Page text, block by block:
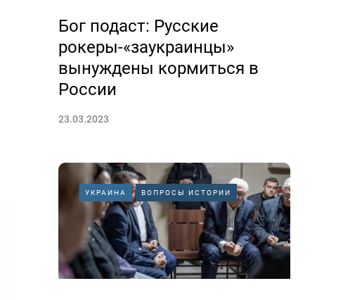
Бог подаст: Русские
рокеры-«заукраинцы»
вынуждены кормиться в
России
23.03.2023
УКРАИНА ВОПРОСЫ ИСТОРИИ